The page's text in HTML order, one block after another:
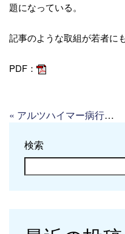
題になっている。
記事のような取組が若者に
PDF：
« アルツハイマー病行抑制薬「ドナネマブ」の効果（高齢者住宅新聞）
検索